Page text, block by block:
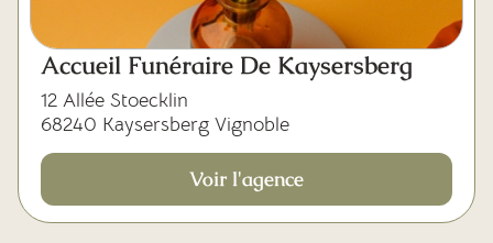
Mes dernières volontés
Accueil Funéraire De Kaysersberg
12 Allée Stoecklin
68240 Kaysersberg Vignoble
Voir l'agence